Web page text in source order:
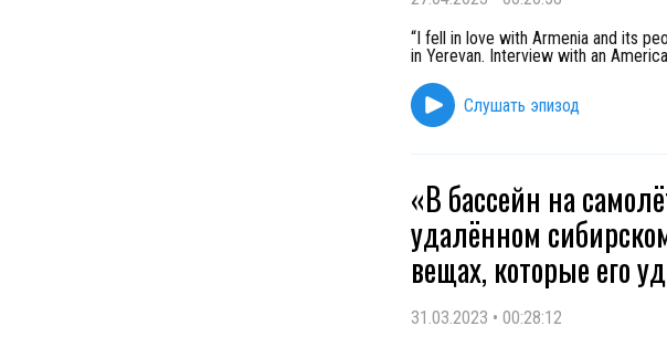
“I fell in love with Armenia and its
in Yerevan. Interview with an
Слушать эпизод
«В бассейн на
удалённом
вещах, которые его
31.03.2023 • 00:28:12